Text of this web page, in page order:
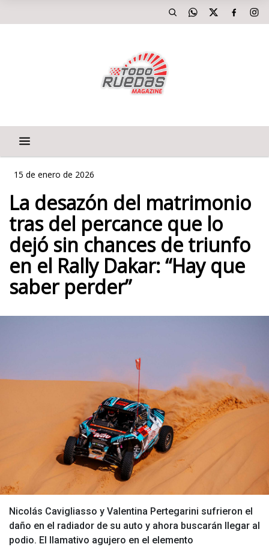
15 de enero de 2026
La desazón del matrimonio
tras del percance que lo
dejó sin chances de triunfo
en el Rally Dakar: “Hay que
saber perder”
Nicolás Cavigliasso y Valentina Pertegarini sufrieron el
daño en el radiador de su auto y ahora buscarán llegar al
podio. El llamativo agujero en el elemento